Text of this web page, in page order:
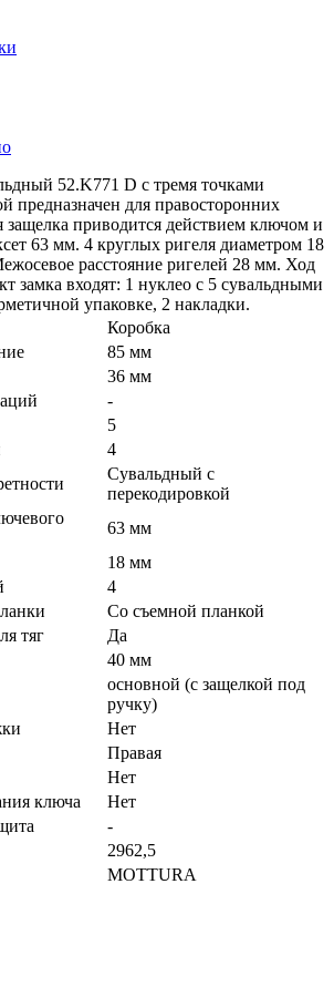
52.K771 D с тремя точками
предназначен для правосторонних
защелка приводится действием ключом и
63 мм. 4 круглых ригеля диаметром 18
расстояние ригелей 28 мм. Ход
замка входят: 1 нуклео с 5 сувальдными
упаковке, 2 накладки.
Коробка
85 мм
36 мм
-
5
4
Сувальдный с
перекодировкой
63 мм
18 мм
4
Со съемной планкой
тяг
Да
40 мм
основной (с защелкой под
ручку)
Нет
Правая
Нет
ключа
Нет
-
2962,5
MOTTURA